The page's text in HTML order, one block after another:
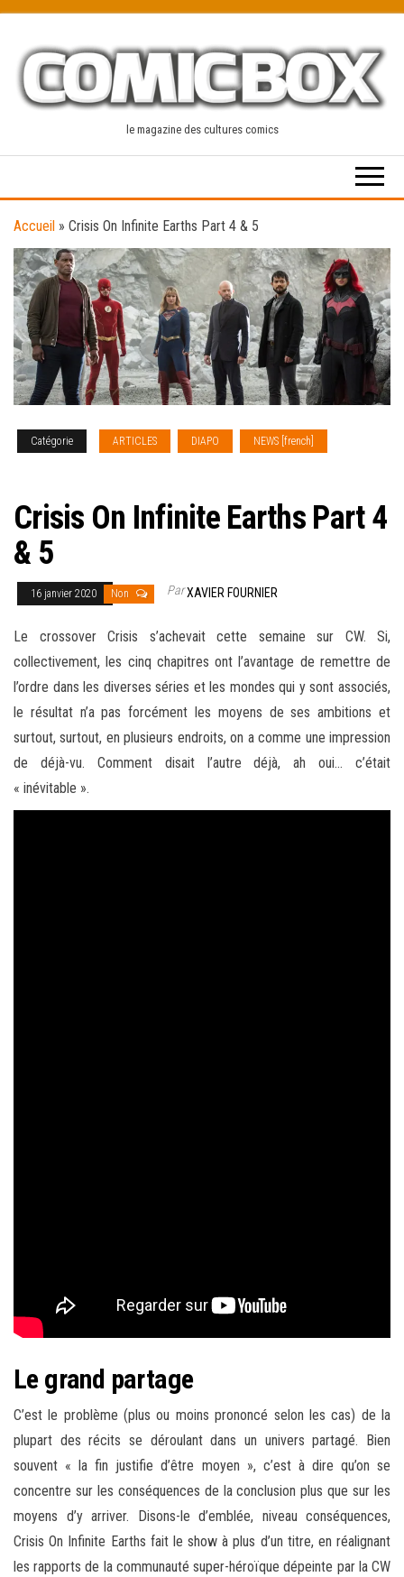
content
le magazine des cultures comics
Accueil » Crisis On Infinite Earths Part 4 & 5
Catégorie ARTICLES DIAPO NEWS [french]
Crisis On Infinite Earths Part 4
& 5
16 janvier 2020 Non ParXAVIER FOURNIER
Le crossover Crisis s’achevait cette semaine sur CW. Si,
collectivement, les cinq chapitres ont l’avantage de remettre de
l’ordre dans les diverses séries et les mondes qui y sont associés,
le résultat n’a pas forcément les moyens de ses ambitions et
surtout, surtout, en plusieurs endroits, on a comme une impression
de déjà-vu. Comment disait l’autre déjà, ah oui… c’était
« inévitable ».
Le grand partage
C’est le problème (plus ou moins prononcé selon les cas) de la
plupart des récits se déroulant dans un univers partagé. Bien
souvent « la fin justifie d’être moyen », c’est à dire qu’on se
concentre sur les conséquences de la conclusion plus que sur les
moyens d’y arriver. Disons-le d’emblée, niveau conséquences,
Crisis On Infinite Earths fait le show à plus d’un titre, en réalignant
les rapports de la communauté super-héroïque dépeinte par la CW